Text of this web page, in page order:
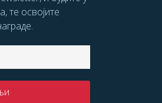
те освојите